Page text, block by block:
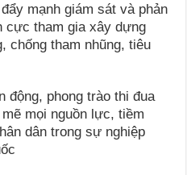
mạnh giám sát và phản
cực tham gia xây dựng
chống tham nhũng, tiêu
động, phong trào thi đua
mọi nguồn lực, tiềm
dân trong sự nghiệp